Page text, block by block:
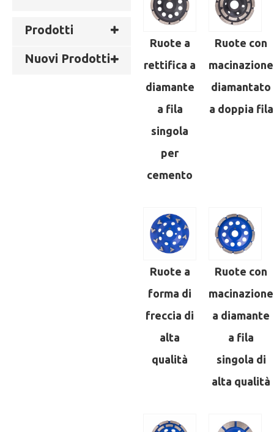
Prodotti
Nuovi Prodotti
Ruote a
rettifica a
diamante
a fila
singola
per
cemento
Ruote con
macinazione
diamantato
a doppia fila
Ruote a
forma di
freccia di
alta
qualità
Ruote con
macinazione
a diamante
a fila
singola di
alta qualità